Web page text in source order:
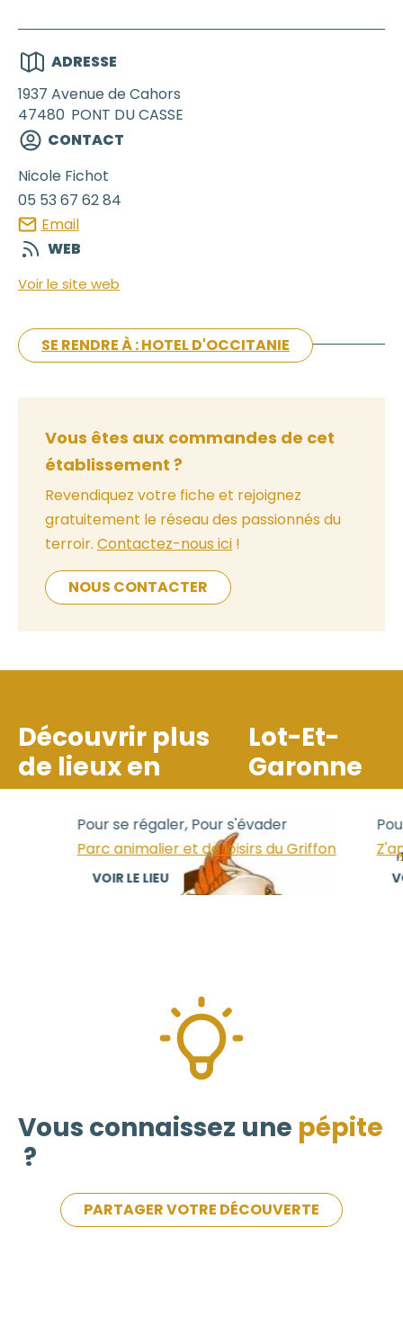
ADRESSE
1937 Avenue de Cahors
47480 PONT DU CASSE
CONTACT
Nicole Fichot
05 53 67 62 84
Email
WEB
Voir le site web
SE RENDRE À : HOTEL D'OCCITANIE
Vous êtes aux commandes de cet
établissement ?
Revendiquez votre fiche et rejoignez
gratuitement le réseau des passionnés du
terroir. Contactez-nous ici !
NOUS CONTACTER
Découvrir plus
de lieux en
Lot-Et-
Garonne
Pour se régaler, Pour s'évader
Parc animalier et de loisirs du Griffon
VOIR LE LIEU
Vous connaissez une pépite
?
PARTAGER VOTRE DÉCOUVERTE